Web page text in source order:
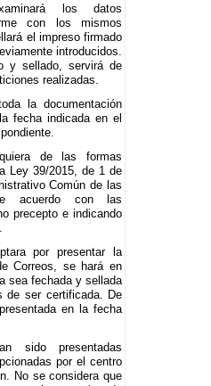
los datos
con los mismos
el impreso firmado
introducidos.
y sellado, servirá de
realizadas.
la documentación
fecha indicada en el
de las formas
Ley 39/2015, de 1 de
Común de las
acuerdo con las
precepto e indicando
por presentar la
Correos, se hará en
sea fechada y sellada
de ser certificada. De
en la fecha
sido presentadas
por el centro
No se considera que